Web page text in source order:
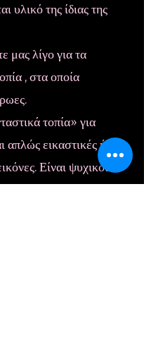
υλικό της ίδιας της
μας λίγο για τα
, στα οποία
τοπία» για
απλώς εικαστικές ή
Είναι ψυχικοί